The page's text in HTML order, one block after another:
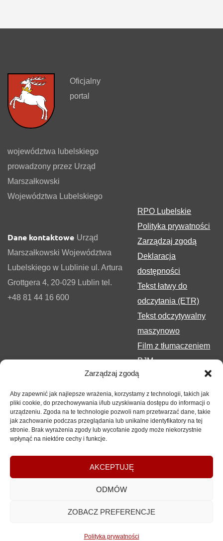
Zarządzaj zgodą
Aby zapewnić jak najlepsze wrażenia, korzystamy z technologii, takich jak
pliki cookie, do przechowywania i/lub uzyskiwania dostępu do informacji o
urządzeniu. Zgoda na te technologie pozwoli nam przetwarzać dane, takie
jak zachowanie podczas przeglądania lub unikalne identyfikatory na tej
stronie. Brak wyrażenia zgody lub wycofanie zgody może niekorzystnie
wpłynąć na niektóre cechy i funkcje.
AKCEPTUJĘ
ODMÓW
ZOBACZ PREFERENCJE
Polityka prywatności
Oficjalny
portal
województwa lubelskiego
prowadzony przez Urząd
Marszałkowski
Województwa Lubelskiego
Dane kontaktowe Urząd
Marszałkowski Województwa
Lubelskiego w Lublinie ul. Artura
Grottgera 4, 20-029 Lublin tel.
+48 81 44 16 600
RPO Lubelskie
Polityka prywatności
Zarządzaj zgodą
Deklaracja
dostępności
Tekst łatwy do
odczytania (ETR)
Tekst odczytywalny
maszynowo
Film z tłumaczeniem
PJM
2017-2026 © Urząd Marszałkowski Województwa
Lubelskiego w Lublinie